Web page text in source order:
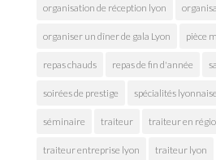
organisation de réception lyon
organiser un dîner de gala Lyon pièce
repas chauds repas de fin d'année
soirées de prestige spécialités
séminaire traiteur traiteur en
traiteur entreprise lyon traiteur lyon